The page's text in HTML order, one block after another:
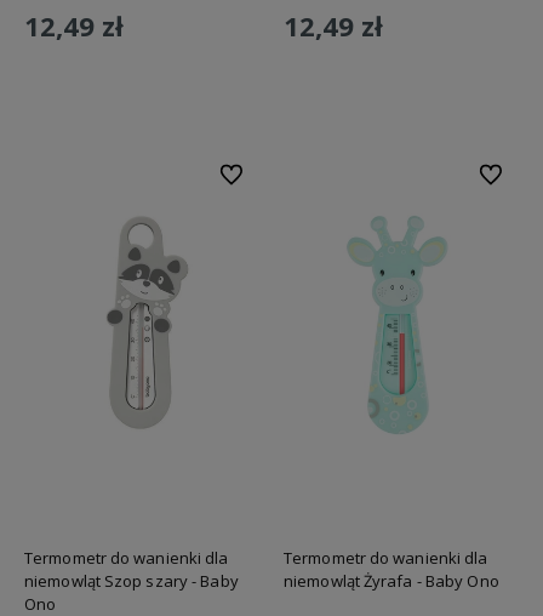
12,49 zł 12,49 zł
Termometr do wanienki dla
niemowląt Szop szary - Baby
Ono
Do ulubionych
Termometr do wanienki dla
niemowląt Żyrafa - Baby Ono
Do